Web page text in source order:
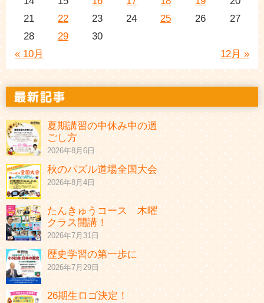
« 10月 12月 »
21
22 23 24 25 26
27
28
29 30
夏期講習の中休み中の過
ごし方
2026年8月6日
秋のパズル道場全国大会
2026年8月4日
たんきゅうコース 木曜
クラス開講！
2026年7月31日
歴史学習の第一歩に
2026年7月29日
26期生ロゴ決定！